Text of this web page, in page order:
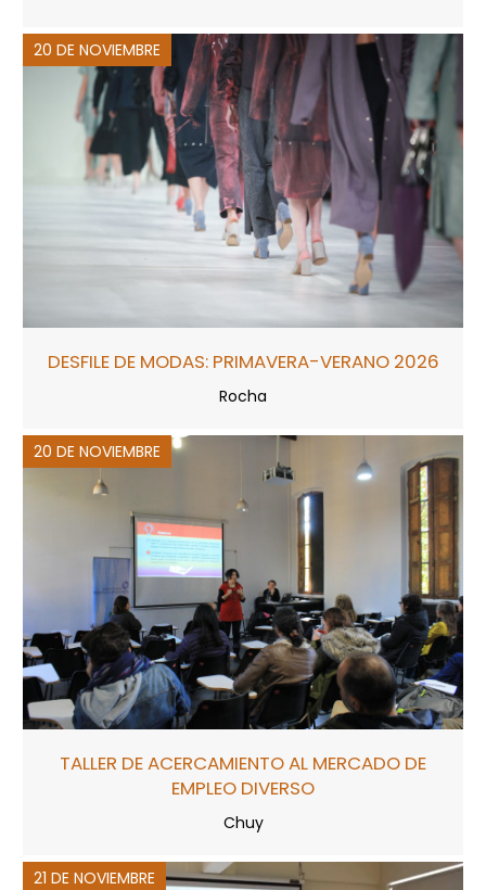
20 DE NOVIEMBRE
DESFILE DE MODAS: PRIMAVERA-VERANO 2026
Rocha
20 DE NOVIEMBRE
TALLER DE ACERCAMIENTO AL MERCADO DE
EMPLEO DIVERSO
Chuy
21 DE NOVIEMBRE